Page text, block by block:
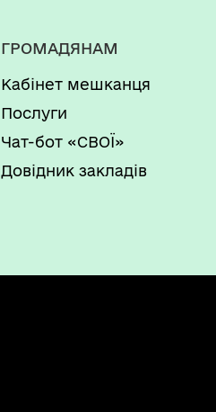
ГРОМАДЯНАМ
Кабінет мешканця
Послуги
Чат-бот «СВОЇ»
Довідник закладів